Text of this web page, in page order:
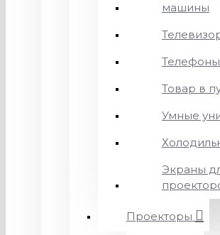
машины
Телефоны
Товар в
Умные
Экраны
Проекторы